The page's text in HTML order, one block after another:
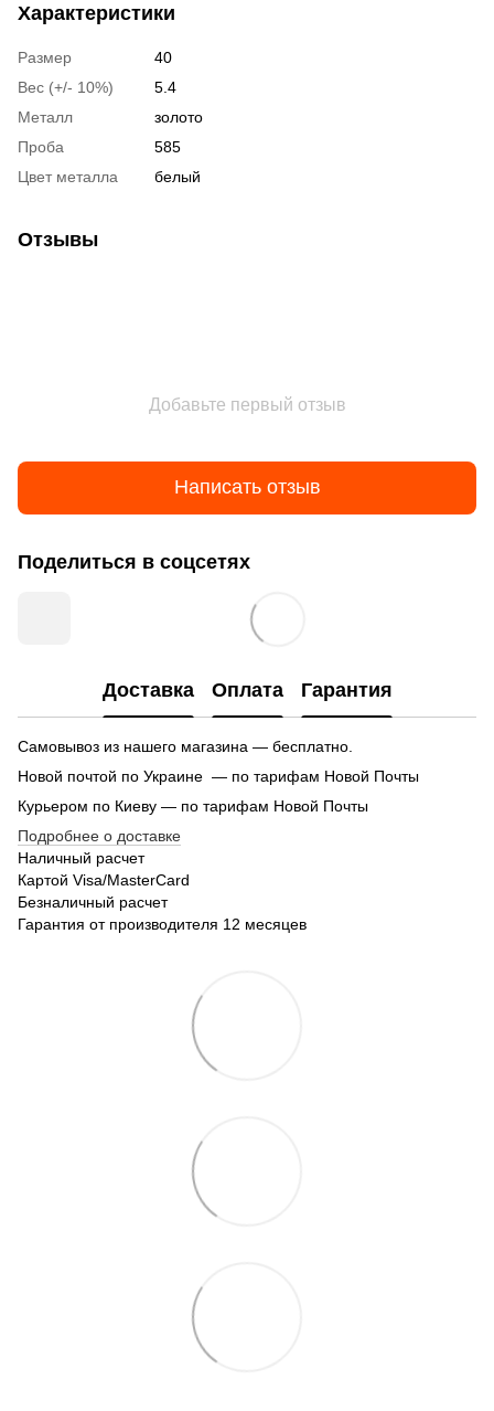
Характеристики
Размер
40
Вес (+/- 10%)
5.4
Металл
золото
Проба
585
Цвет металла
белый
Отзывы
Добавьте первый отзыв
Написать отзыв
Поделиться в соцсетях
Доставка Оплата Гарантия
Самовывоз из нашего магазина — бесплатно.
Новой почтой по Украине — по тарифам Новой Почты
Курьером по Киеву — по тарифам Новой Почты
Подробнее о доставке
Наличный расчет
Картой Visa/MasterCard
Безналичный расчет
Гарантия от производителя 12 месяцев